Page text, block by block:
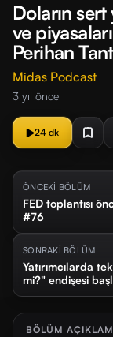
Doların
ve
Perihan
Midas Podcast
3 yıl önce
24 dk
ÖNCEKİ BÖLÜM
FED toplantısı
#76
SONRAKİ BÖLÜM
Yatırımcılarda
mi?" endişesi
BÖLÜM